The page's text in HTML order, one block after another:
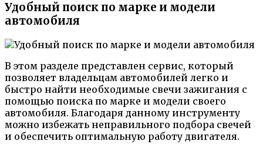
Удобный поиск по марке и модели
автомобиля
В этом разделе представлен сервис, который
позволяет владельцам автомобилей легко и
быстро найти необходимые свечи зажигания с
помощью поиска по марке и модели своего
автомобиля. Благодаря данному инструменту
можно избежать неправильного подбора свечей
и обеспечить оптимальную работу двигателя.